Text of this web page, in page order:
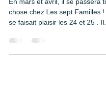
A venir ...
En mars et avril, il se passera